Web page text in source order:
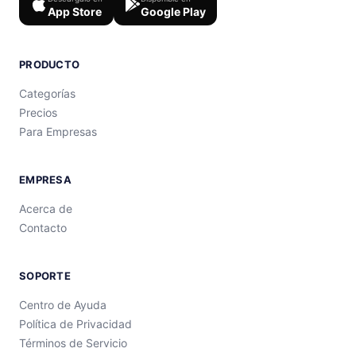
App Store Google Play
PRODUCTO
Categorías
Precios
Para Empresas
EMPRESA
Acerca de
Contacto
SOPORTE
Centro de Ayuda
Política de Privacidad
Términos de Servicio